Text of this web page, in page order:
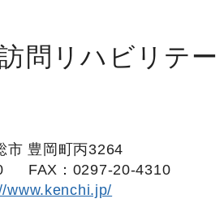
問リハビリテー
市 豊岡町丙3264
FAX：0297-20-4310
www.kenchi.jp/